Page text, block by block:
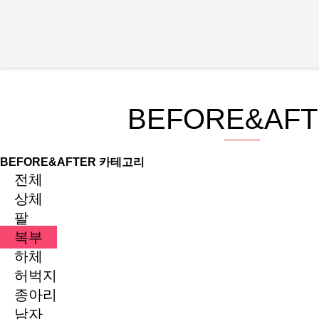
BEFORE&AFTER 카테고리
전체
상체
팔
복부
하체
허벅지
종아리
남자